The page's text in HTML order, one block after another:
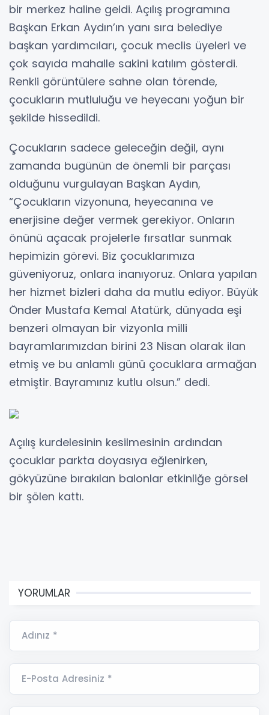
bir merkez haline geldi. Açılış programına
Başkan Erkan Aydın’ın yanı sıra belediye
başkan yardımcıları, çocuk meclis üyeleri ve
çok sayıda mahalle sakini katılım gösterdi.
Renkli görüntülere sahne olan törende,
çocukların mutluluğu ve heyecanı yoğun bir
şekilde hissedildi.
Çocukların sadece geleceğin değil, aynı
zamanda bugünün de önemli bir parçası
olduğunu vurgulayan Başkan Aydın,
“Çocukların vizyonuna, heyecanına ve
enerjisine değer vermek gerekiyor. Onların
önünü açacak projelerle fırsatlar sunmak
hepimizin görevi. Biz çocuklarımıza
güveniyoruz, onlara inanıyoruz. Onlara yapılan
her hizmet bizleri daha da mutlu ediyor. Büyük
Önder Mustafa Kemal Atatürk, dünyada eşi
benzeri olmayan bir vizyonla milli
bayramlarımızdan birini 23 Nisan olarak ilan
etmiş ve bu anlamlı günü çocuklara armağan
etmiştir. Bayramınız kutlu olsun.” dedi.
Açılış kurdelesinin kesilmesinin ardından
çocuklar parkta doyasıya eğlenirken,
gökyüzüne bırakılan balonlar etkinliğe görsel
bir şölen kattı.
YORUMLAR
Adınız *
E-Posta Adresiniz *